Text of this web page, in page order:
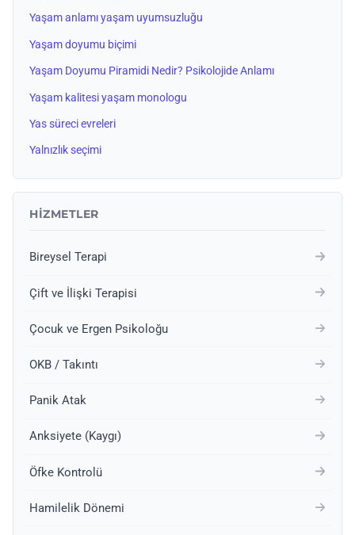
Yaşam anlamı yaşam uyumsuzluğu
Yaşam doyumu biçimi
Yaşam Doyumu Piramidi Nedir? Psikolojide Anlamı
Yaşam kalitesi yaşam monologu
Yas süreci evreleri
Yalnızlık seçimi
HIZMETLER
Bireysel Terapi
Çift ve İlişki Terapisi
Çocuk ve Ergen Psikoloğu
OKB / Takıntı
Panik Atak
Anksiyete (Kaygı)
Öfke Kontrolü
Hamilelik Dönemi